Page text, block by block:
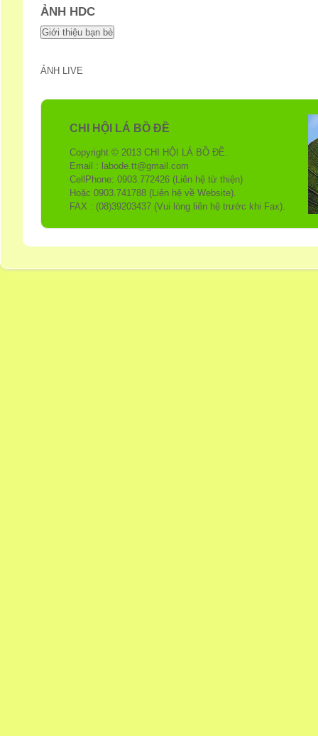
ẢNH HDC
ẢNH LIVE
CHI HỘI LÁ BỒ ĐỀ
Copyright © 2013 CHI HỘI LÁ BỒ ĐỀ.
Email : labode.tt@gmail.com
CellPhone: 0903.772426 (Liên hệ từ thiện)
Hoặc 0903.741788 (Liên hệ về Website).
FAX : (08)39203437 (Vui lòng liên hệ trước khi Fax).